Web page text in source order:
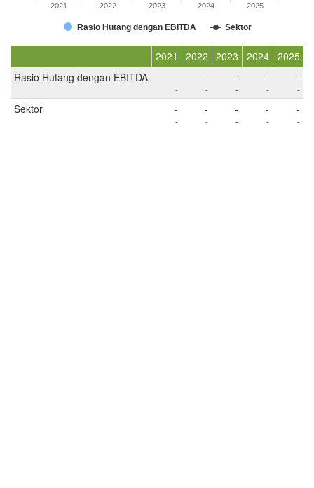
Rasio Hutang dengan EBITDA Sektor
2021 2022 2023 2024 2025
2021 2022 2023 2024
2025
Rasio Hutang dengan EBITDA
-
-
-
-
-
-
-
-
-
-
Sektor -
-
-
-
-
-
-
-
-
-